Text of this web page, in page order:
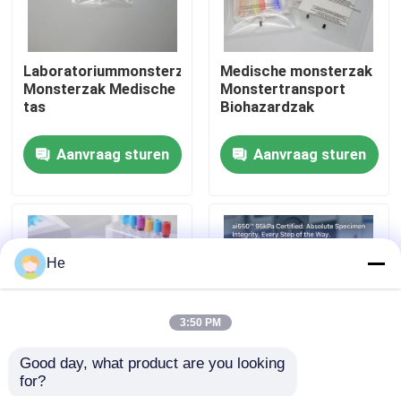
Fabriekstocht
Kwaliteitscontrole
Nieuws
Vraag een offerte
95kPa de Zak van het specimenvervoer
Laboratoriummonsterzak
Monsterzak Medische
tas
Aanvraag sturen
Medische monsterzak
Monstertransport
Biohazardzak
Aanvraag sturen
Tas voor
He
3:50 PM
Good day, what product are you looking
for?